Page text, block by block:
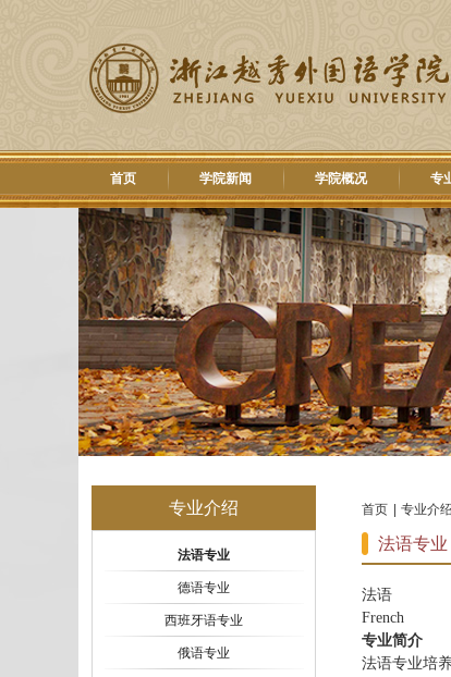
首页 学院新闻 学院概况 专
专业介绍
法语专业
德语专业
西班牙语专业
俄语专业
首页 专业介绍
法语专业
法语
French
专业简介
法语专业培